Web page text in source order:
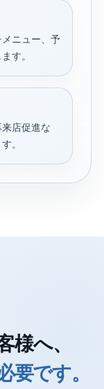
ニュー、予
す。
店促進な
。
様へ、
要です。